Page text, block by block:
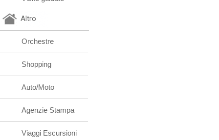
Altro
Orchestre
Shopping
Auto/Moto
Agenzie Stampa
Viaggi Escursioni